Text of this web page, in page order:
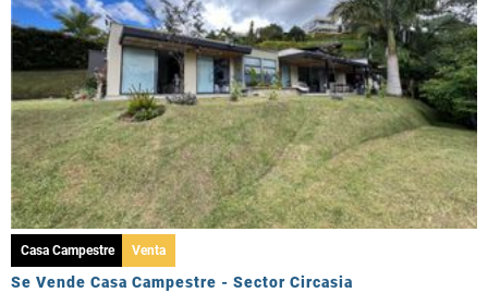
Casa Campestre Venta
Se Vende Casa Campestre - Sector Circasia